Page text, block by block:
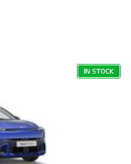
IN STOCK